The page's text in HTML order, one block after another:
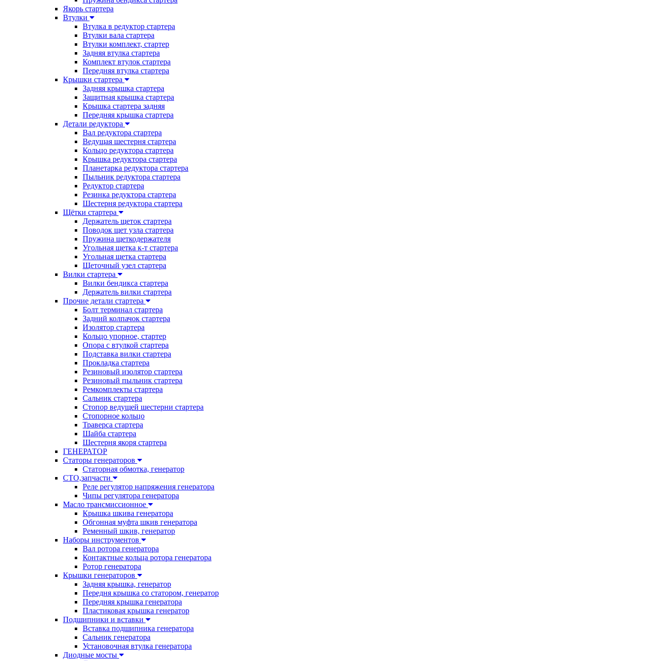
Якорь стартера
Втулки
Втулка в редуктор стартера
Втулки вала стартера
Втулки комплект, стартер
Задняя втулка стартера
Комплект втулок стартера
Передняя втулка стартера
Крышки стартера
Задняя крышка стартера
Защитная крышка стартера
Крышка стартера задняя
Передняя крышка стартера
Детали редуктора
Вал редуктора стартера
Ведущая шестерня стартера
Кольцо редуктора стартера
Крышка редуктора стартера
Планетарка редуктора стартера
Пыльник редуктора стартера
Редуктор стартера
Резинка редуктора стартера
Шестерня редуктора стартера
Щётки стартера
Держатель щеток стартера
Поводок щет узла стартера
Пружина щеткодержателя
Угольная щетка к-т стартера
Угольная щетка стартера
Щеточный узел стартера
Вилки стартера
Вилки бендикса стартера
Держатель вилки стартера
Прочие детали стартера
Болт терминал стартера
Задний колпачок стартера
Изолятор стартера
Кольцо упорное, стартер
Опора с втулкой стартера
Подставка вилки стартера
Прокладка стартера
Резиновый изолятор стартера
Резиновый пыльник стартера
Ремкомплекты стартера
Сальник стартера
Стопор ведущей шестерни стартера
Стопорное кольцо
Траверса стартера
Шайба стартера
Шестерня якоря стартера
ГЕНЕРАТОР
Статоры генераторов
Статорная обмотка, генератор
СТО,запчасти
Реле регулятор напряжения генератора
Чипы регулятора генератора
Масло трансмиссионное
Крышка шкива генератора
Обгонная муфта шкив генератора
Ременный шкив, генератор
Наборы инструментов
Вал ротора генератора
Контактные кольца ротора генератора
Ротор генератора
Крышки генераторов
Задняя крышка, генератор
Передня крышка со статором, генератор
Передняя крышка генератора
Пластиковая крышка генератор
Подшипники и вставки
Вставка подшипника генератора
Сальник генератора
Установочная втулка генератора
Диодные мосты